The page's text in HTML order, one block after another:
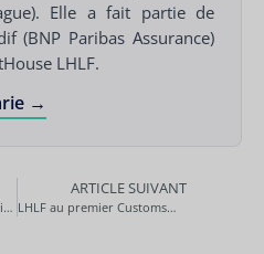
Elle a fait partie de
(BNP Paribas Assurance)
LHLF.
→
Modalités éthiques, écologiques et normatives
ARTICLE SUIVANT
LHLF au premier CustomsMeet by Customs Bridge